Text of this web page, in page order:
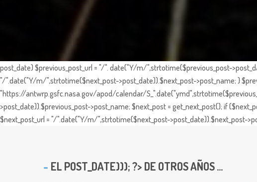
post_date) $previous_post_url = "/". date("Y/m/",strtotime($previous_post-
"/".date("Y/m/",strtotime($next_post->post_date)).$next_post->post_name; }
"https://antwrp.gsfc.nasa.gov/apod/calendar/
>post_date)).$previous_post->post_name; $next_post = get_next_post(); if
$next_post_url = "/".date("Y/m/",strtotime($next_post->post_date)).$next_post-
EL POST_DATE))); ?> DE OTROS AÑOS ...